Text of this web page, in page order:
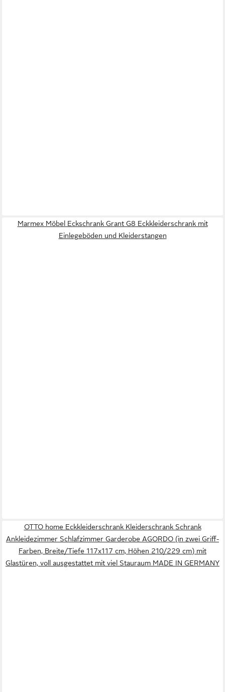
Marmex Möbel Eckschrank Grant G8 Eckkleiderschrank mit
Einlegeböden und Kleiderstangen
OTTO home Eckkleiderschrank Kleiderschrank Schrank
Ankleidezimmer Schlafzimmer Garderobe AGORDO (in zwei Griff-
Farben, Breite/Tiefe 117x117 cm, Höhen 210/229 cm) mit
Glastüren, voll ausgestattet mit viel Stauraum MADE IN GERMANY